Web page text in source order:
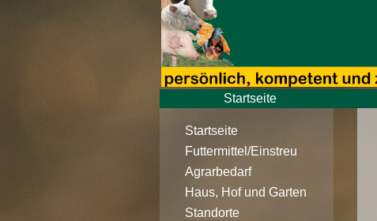
Startseite
Startseite
Futtermittel/Einstreu
Agrarbedarf
Haus, Hof und Garten
Standorte